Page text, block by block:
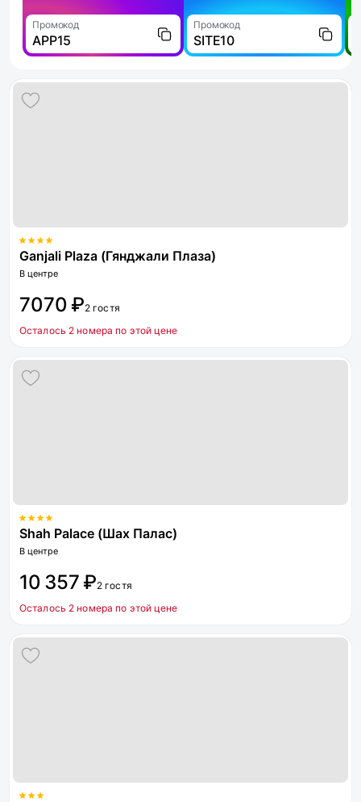
Промокод
APP15
Промокод
SITE10
Ganjali Plaza (Гянджали Плаза)
В центре
7070 ₽2 гостя
Осталось 2 номера по этой цене
Shah Palace (Шах Палас)
В центре
10 357 ₽2 гостя
Осталось 2 номера по этой цене